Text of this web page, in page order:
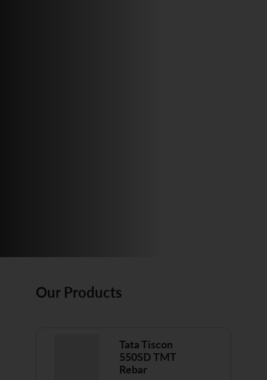
Our Products
Tata Tiscon
550SD TMT
Rebar